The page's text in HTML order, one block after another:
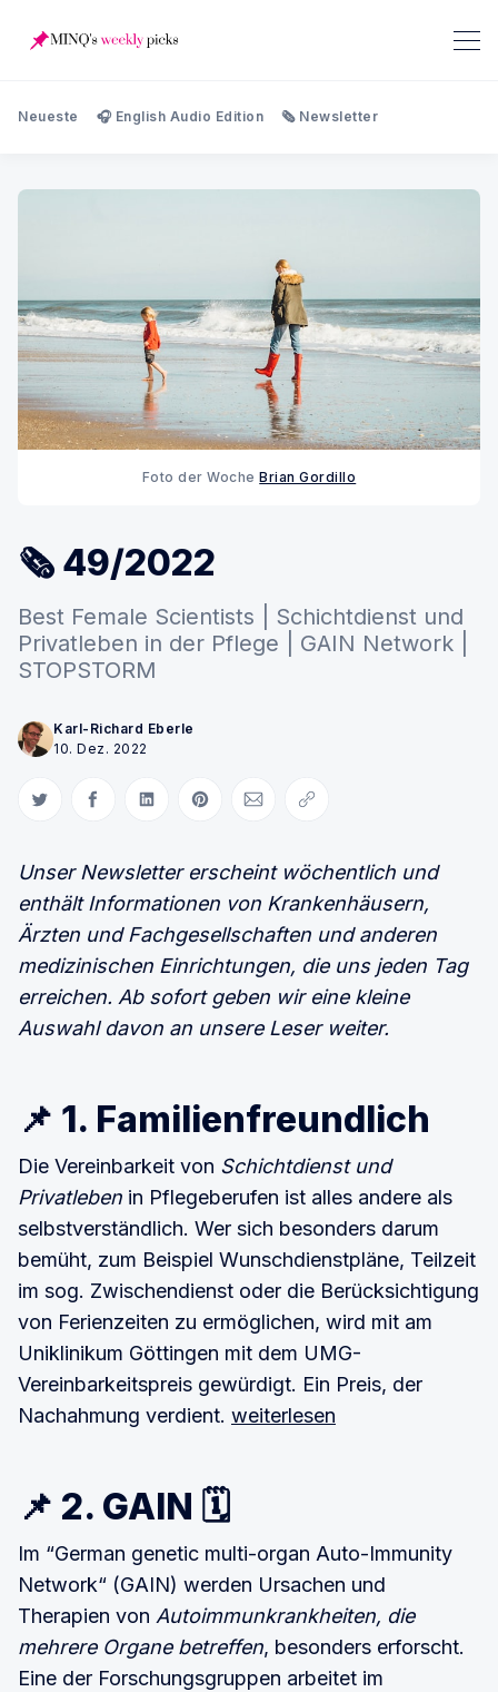
Neueste 🎧 English Audio Edition 🗞️ Newsletter
Foto der WocheBrian Gordillo
🗞 49/2022
Best Female Scientists | Schichtdienst und
Privatleben in der Pflege | GAIN Network |
STOPSTORM
Karl-Richard Eberle
10. Dez. 2022
Auf Twitter teilen
Auf Facebook teilen
Auf LinkedIn teilen
Auf Pinterest teilen
Per E-Mail teilen
Link kopieren
Unser Newsletter erscheint wöchentlich und
enthält Informationen von Krankenhäusern,
Ärzten und Fachgesellschaften und anderen
medizinischen Einrichtungen, die uns jeden Tag
erreichen. Ab sofort geben wir eine kleine
Auswahl davon an unsere Leser weiter.
📌 1. Familienfreundlich
Die Vereinbarkeit von Schichtdienst und
Privatleben in Pflegeberufen ist alles andere als
selbstverständlich. Wer sich besonders darum
bemüht, zum Beispiel Wunschdienstpläne, Teilzeit
im sog. Zwischendienst oder die Berücksichtigung
von Ferienzeiten zu ermöglichen, wird mit am
Uniklinikum Göttingen mit dem UMG-
Vereinbarkeitspreis gewürdigt. Ein Preis, der
Nachahmung verdient. weiterlesen
📌 2. GAIN 🗓
Im “German genetic multi-organ Auto-Immunity
Network“ (GAIN) werden Ursachen und
Therapien von Autoimmunkrankheiten, die
mehrere Organe betreffen, besonders erforscht.
Eine der Forschungsgruppen arbeitet im